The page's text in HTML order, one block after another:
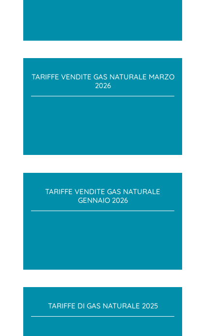
TARIFFE VENDITE GAS NATURALE MARZO
2026
TARIFFE VENDITE GAS NATURALE
GENNAIO 2026
TARIFFE DI GAS NATURALE 2025